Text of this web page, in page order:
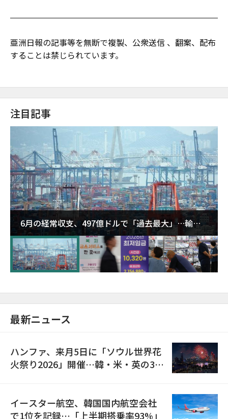
亜洲日報の記事等を無断で複製、公衆送信 、翻案、配布
することは禁じられています。
注目記事
6月の経常収支、497億ドルで「過去最大」…輸出
が初の1000億ドル突破
最新ニュース
ハンファ、来月5日に「ソウル世界花
火祭り2026」開催…韓・米・英の3カ
イースター航空、韓国国内航空会社
で1位を記録…「上半期搭乗率93%」